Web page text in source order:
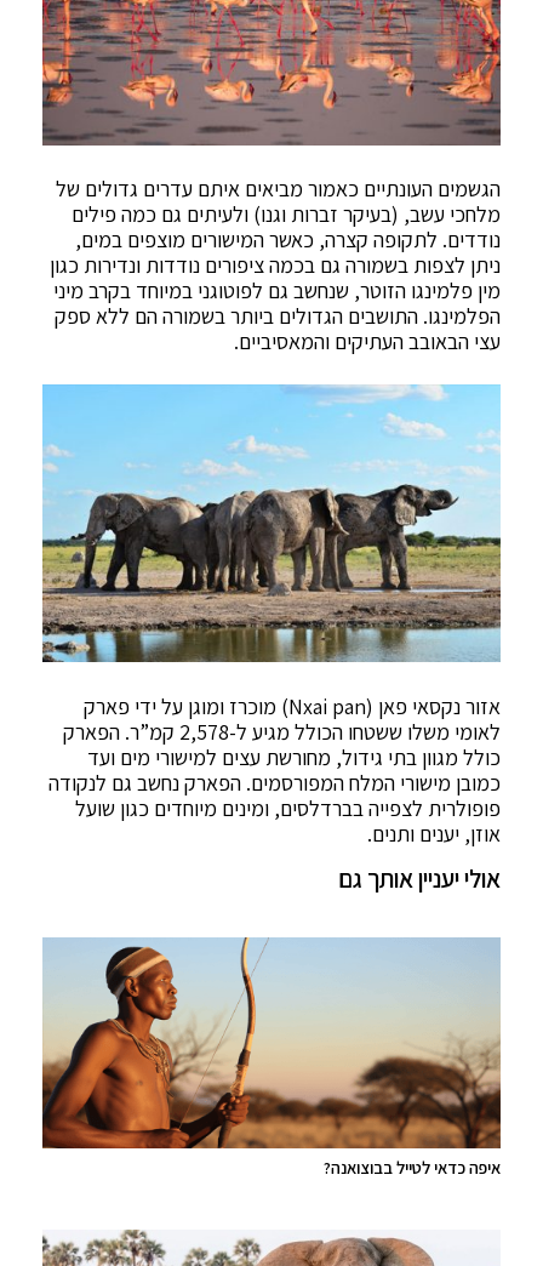
הגשמים העונתיים כאמור מביאים איתם עדרים גדולים של
מלחכי עשב, (בעיקר זברות וגנו) ולעיתים גם כמה פילים
נודדים. לתקופה קצרה, כאשר המישורים מוצפים במים,
ניתן לצפות בשמורה גם בכמה ציפורים נודדות ונדירות כגון
מין פלמינגו הזוטר, שנחשב גם לפוטוגני במיוחד בקרב מיני
הפלמינגו. התושבים הגדולים ביותר בשמורה הם ללא ספק
עצי הבאובב העתיקים והמאסיביים.
אזור נקסאי פאן (Nxai pan) מוכרז ומוגן על ידי פארק
לאומי משלו ששטחו הכולל מגיע ל-2,578 קמ”ר. הפארק
כולל מגוון בתי גידול, מחורשת עצים למישורי מים ועד
כמובן מישורי המלח המפורסמים. הפארק נחשב גם לנקודה
פופולרית לצפייה בברדלסים, ומינים מיוחדים כגון שועל
אוזן, יענים ותנים.
אולי יעניין אותך גם
איפה כדאי לטייל בבוצואנה?